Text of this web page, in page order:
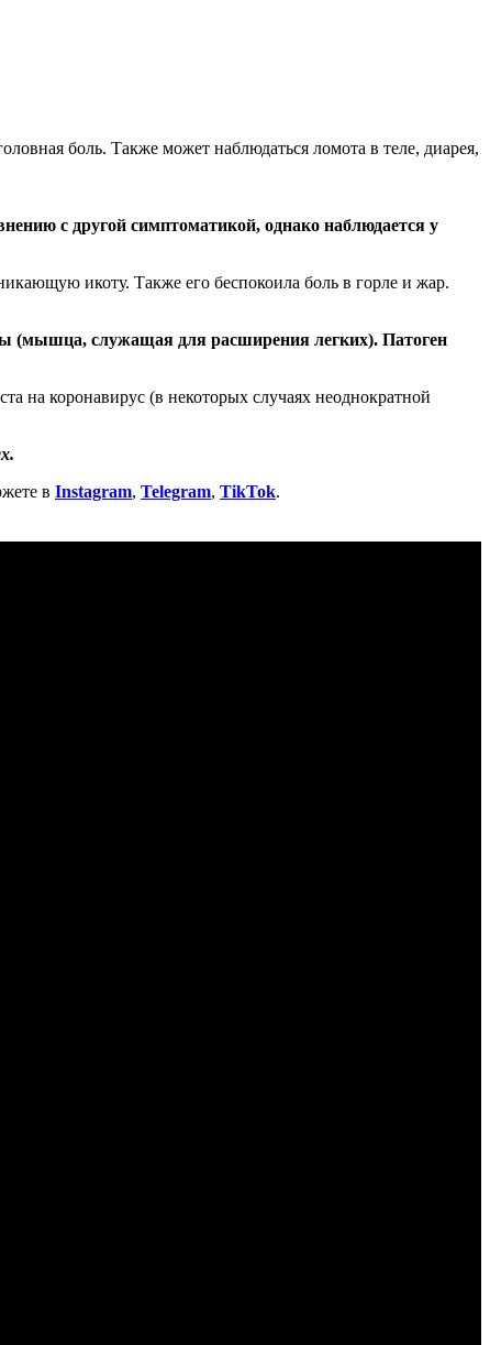
боль. Также может наблюдаться ломота в теле, диарея,
с другой симптоматикой, однако наблюдается у
икоту. Также его беспокоила боль в горле и жар.
(мышца, служащая для расширения легких). Патоген
на коронавирус (в некоторых случаях неоднократной
в Instagram, Telegram, TikTok.